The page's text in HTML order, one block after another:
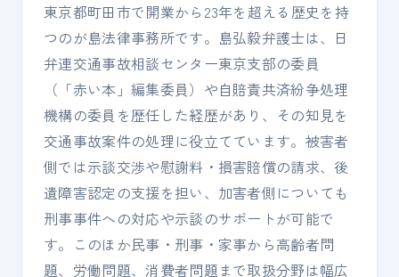
東京都町田市で開業から23年を超える歴史を持
つのが島法律事務所です。島弘毅弁護士は、日
弁連交通事故相談センター東京支部の委員
（「赤い本」編集委員）や自賠責共済紛争処理
機構の委員を歴任した経歴があり、その知見を
交通事故案件の処理に役立てています。被害者
側では示談交渉や慰謝料・損害賠償の請求、後
遺障害認定の支援を担い、加害者側についても
刑事事件への対応や示談のサポートが可能で
す。このほか民事・刑事・家事から高齢者問
題、労働問題、消費者問題まで取扱分野は幅広